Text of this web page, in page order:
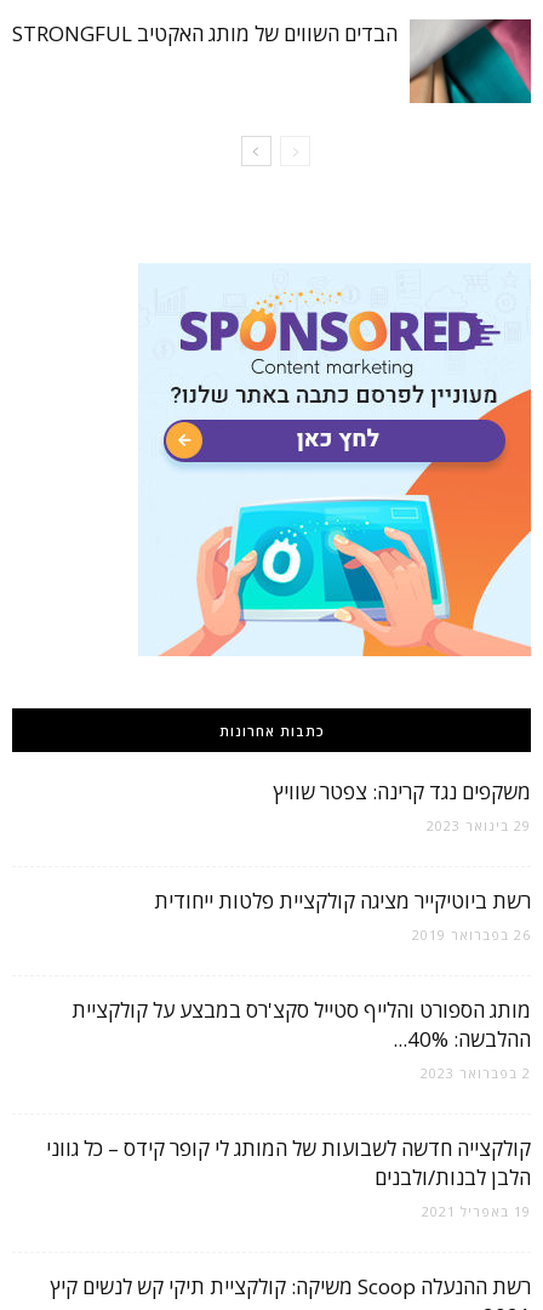
הבדים השווים של מותג האקטיב STRONGFUL
כתבות אחרונות
משקפים נגד קרינה: צפטר שוויץ
29 בינואר 2023
רשת ביוטיקייר מציגה קולקציית פלטות ייחודית
26 בפברואר 2019
מותג הספורט והלייף סטייל סקצ'רס במבצע על קולקציית
ההלבשה: 40%...
2 בפברואר 2023
קולקצייה חדשה לשבועות של המותג לי קופר קידס – כל גווני
הלבן לבנות/ולבנים
19 באפריל 2021
רשת ההנעלה Scoop משיקה: קולקציית תיקי קש לנשים קיץ